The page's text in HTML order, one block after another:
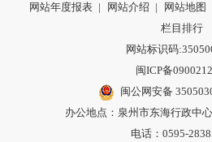
网站年度报表 | 网站介绍 | 网站地图
栏目排行
网站标识码
闽ICP备
闽公网安备
办公地点：泉州市东海行政中
电话：0595-